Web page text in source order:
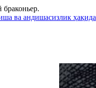
ва андишасизлик ҳақида